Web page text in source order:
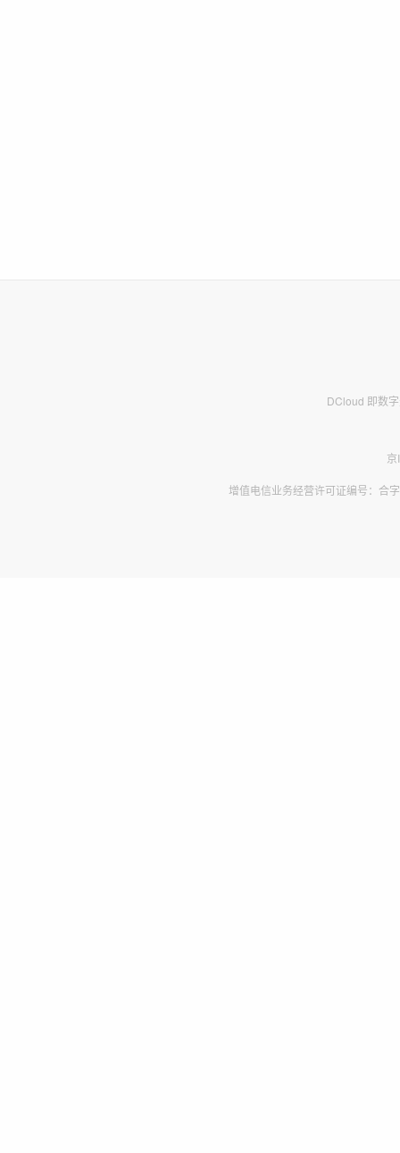
DCloud 即数
增值电信业务经营许可证编号：合